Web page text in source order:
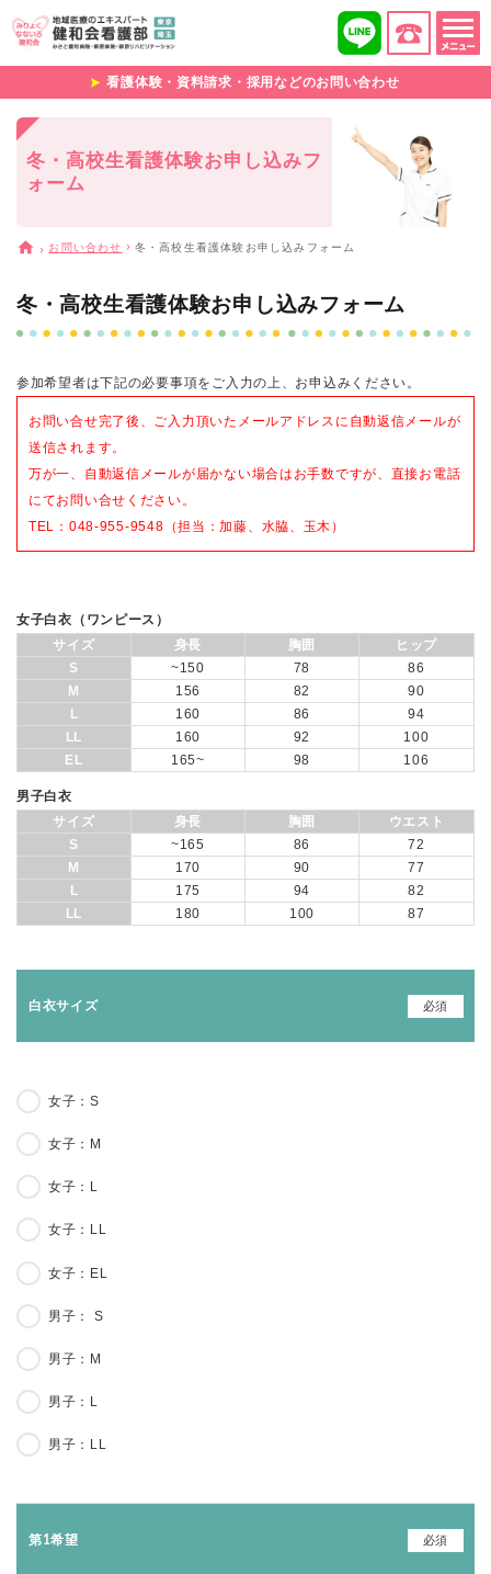
看護体験・資料請求・採用などのお問い合わせ
冬・高校生看護体験お申し込みフ
ォーム
お問い合わせ 冬・高校生看護体験お申し込みフォーム
冬・高校生看護体験お申し込みフォーム
参加希望者は下記の必要事項をご入力の上、お申込みください。
お問い合せ完了後、ご入力頂いたメールアドレスに自動返信メールが
送信されます。
万が一、自動返信メールが届かない場合はお手数ですが、直接お電話
にてお問い合せください。
TEL：048-955-9548（担当：加藤、水脇、玉木）
女子白衣（ワンピース）
サイズ
身長 胸囲
ヒップ
S
~150 78
86
M
156 82
90
L
160 86
94
LL
160 92
100
EL
165~ 98 106
男子白衣
サイズ
身長 胸囲
ウエスト
S
~165 86
72
M
170 90
77
L
175 94
82
LL
180 100 87
白衣サイズ 必須
女子：S
女子：M
女子：L
女子：LL
女子：EL
男子： S
男子：M
男子：L
男子：LL
第1希望 必須